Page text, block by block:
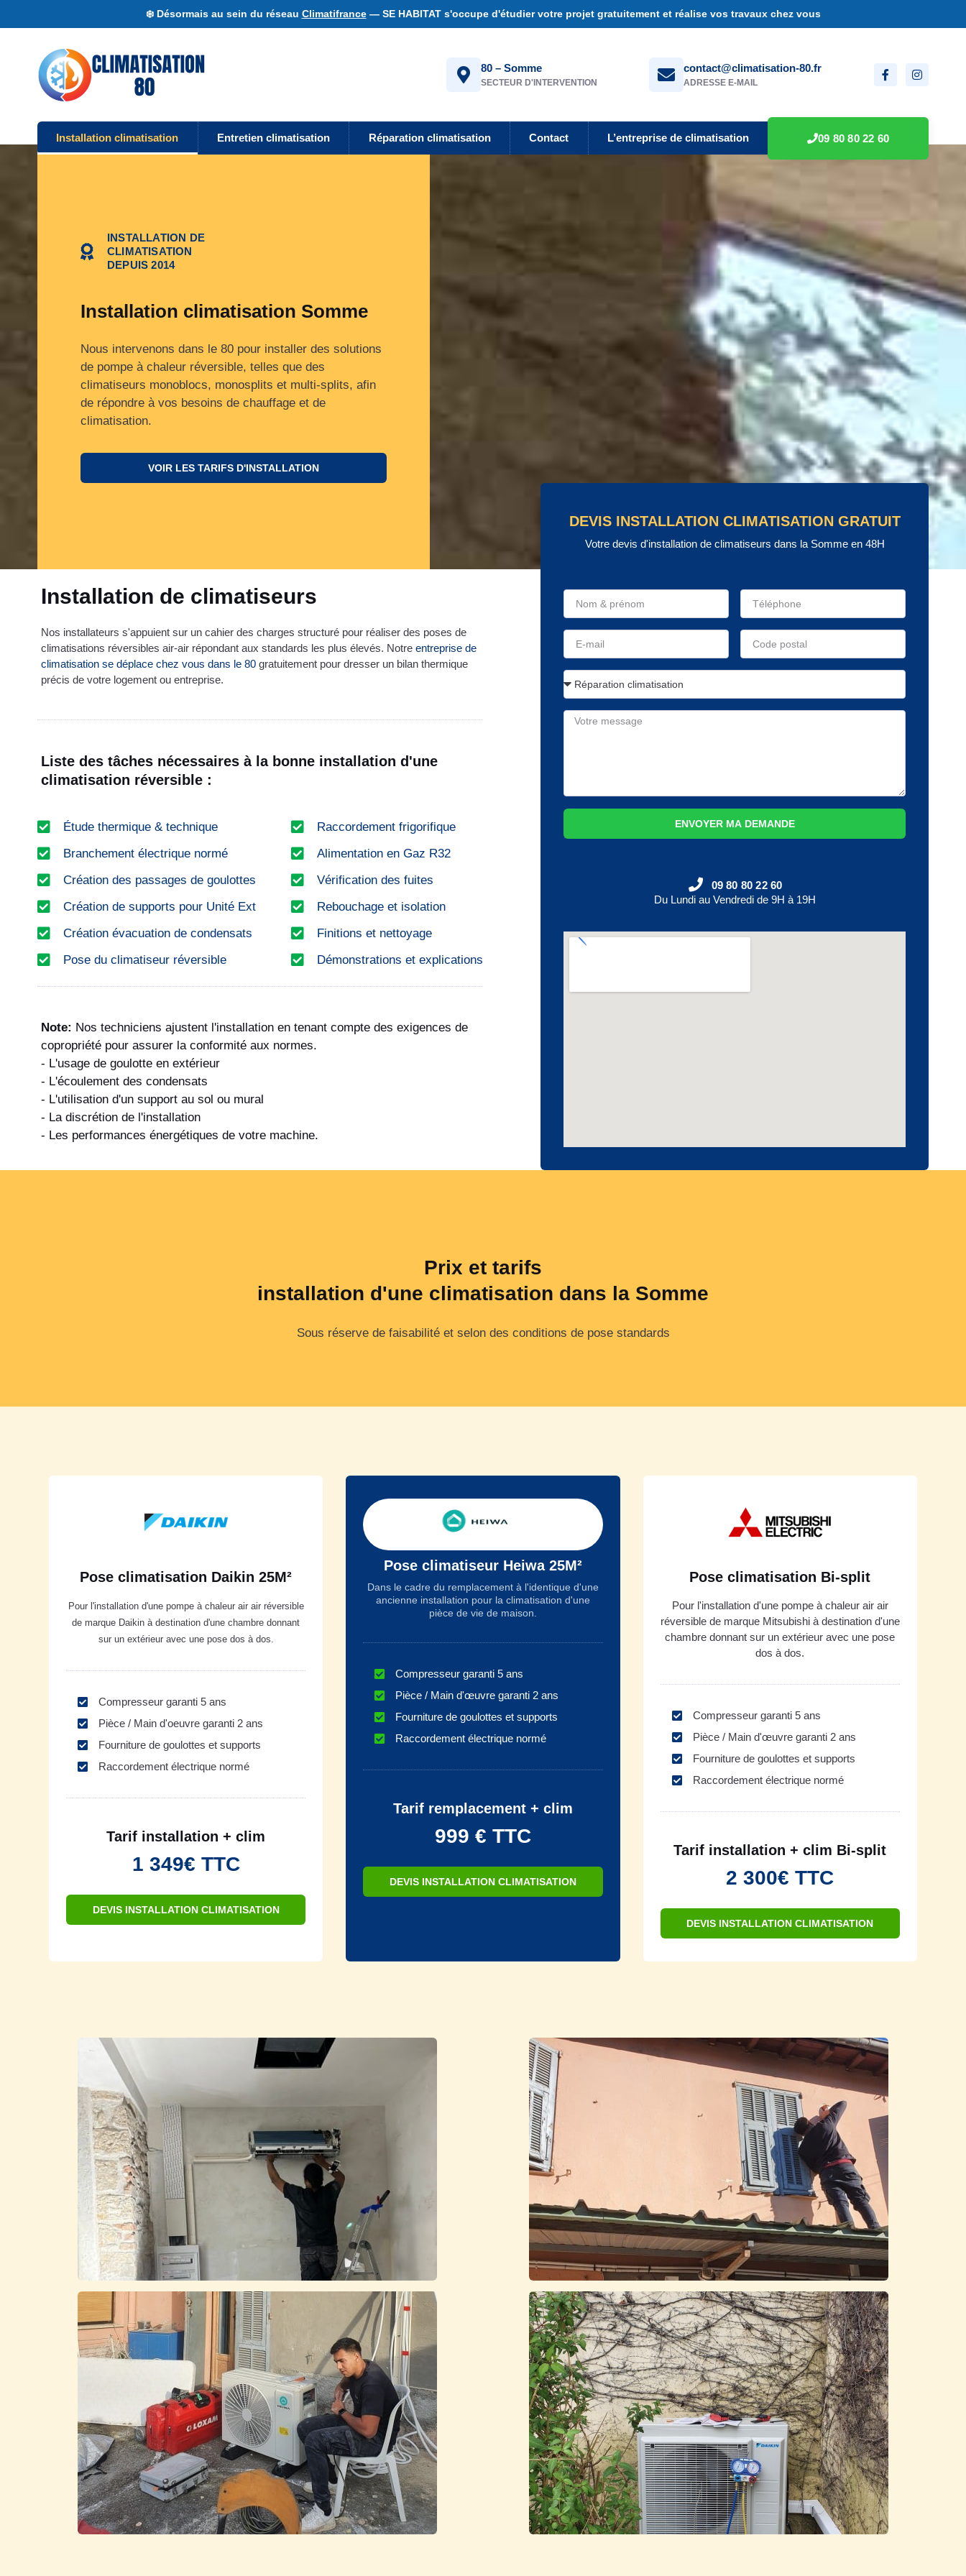
❄️ Désormais au sein du réseau Climatifrance— SE HABITAT s'occupe d'étudier votre projet gratuitement et réalise vos travaux chez vous
80 – Somme
SECTEUR D'INTERVENTION
contact@climatisation-80.fr
ADRESSE E-MAIL
Installation climatisation Entretien climatisation Réparation climatisation Contact L’entreprise de climatisation 09 80 80 22 60
INSTALLATION DE
CLIMATISATION
DEPUIS 2014
Installation climatisation Somme
Nous intervenons dans le 80 pour installer des solutions
de pompe à chaleur réversible, telles que des
climatiseurs monoblocs, monosplits et multi-splits, afin
de répondre à vos besoins de chauffage et de
climatisation.
VOIR LES TARIFS D'INSTALLATION
Installation de climatiseurs
Nos installateurs s'appuient sur un cahier des charges structuré pour réaliser des poses de
climatisations réversibles air-air répondant aux standards les plus élevés. Notre entreprise de
climatisation se déplace chez vous dans le 80 gratuitement pour dresser un bilan thermique
précis de votre logement ou entreprise.
Liste des tâches nécessaires à la bonne installation d'une
climatisation réversible :
Étude thermique & technique
Branchement électrique normé
Création des passages de goulottes
Création de supports pour Unité Ext
Création évacuation de condensats
Pose du climatiseur réversible
Raccordement frigorifique
Alimentation en Gaz R32
Vérification des fuites
Rebouchage et isolation
Finitions et nettoyage
Démonstrations et explications
Note: Nos techniciens ajustent l'installation en tenant compte des exigences de
copropriété pour assurer la conformité aux normes.
- L'usage de goulotte en extérieur
- L'écoulement des condensats
- L'utilisation d'un support au sol ou mural
- La discrétion de l'installation
- Les performances énergétiques de votre machine.
DEVIS INSTALLATION CLIMATISATION GRATUIT
Votre devis d'installation de climatiseurs dans la Somme en 48H
ENVOYER MA DEMANDE
09 80 80 22 60
Du Lundi au Vendredi de 9H à 19H
Prix et tarifs
installation d'une climatisation dans la Somme
Sous réserve de faisabilité et selon des conditions de pose standards
Pose climatisation Daikin 25M²
Pour l'installation d'une pompe à chaleur air air réversible
de marque Daikin à destination d'une chambre donnant
sur un extérieur avec une pose dos à dos.
Compresseur garanti 5 ans
Pièce / Main d'oeuvre garanti 2 ans
Fourniture de goulottes et supports
Raccordement électrique normé
Tarif installation + clim
1 349€ TTC
DEVIS INSTALLATION CLIMATISATION
Pose climatiseur Heiwa 25M²
Dans le cadre du remplacement à l'identique d'une
ancienne installation pour la climatisation d'une
pièce de vie de maison.
Compresseur garanti 5 ans
Pièce / Main d'œuvre garanti 2 ans
Fourniture de goulottes et supports
Raccordement électrique normé
Tarif remplacement + clim
999 € TTC
DEVIS INSTALLATION CLIMATISATION
Pose climatisation Bi-split
Pour l'installation d'une pompe à chaleur air air
réversible de marque Mitsubishi à destination d'une
chambre donnant sur un extérieur avec une pose
dos à dos.
Compresseur garanti 5 ans
Pièce / Main d'œuvre garanti 2 ans
Fourniture de goulottes et supports
Raccordement électrique normé
Tarif installation + clim Bi-split
2 300€ TTC
DEVIS INSTALLATION CLIMATISATION